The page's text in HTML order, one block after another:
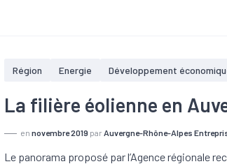
Région Energie Développement
La filière éolienne en
ennovembre 2019 parAuvergne-Rhône-Alpes
Le panorama proposé par l’Agence régionale